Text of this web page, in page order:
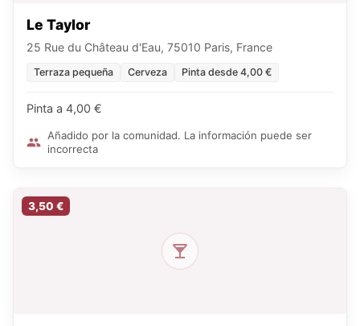
Le Taylor
25 Rue du Château d'Eau, 75010 Paris, France
Terraza pequeña Cerveza Pinta desde 4,00 €
Pinta a 4,00 €
Añadido por la comunidad. La información puede ser
incorrecta
3,50 €